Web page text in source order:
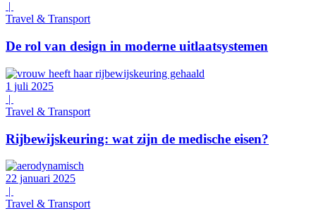
|
Travel & Transport
De rol van design in moderne uitlaatsystemen
1 juli 2025
|
Travel & Transport
Rijbewijskeuring: wat zijn de medische eisen?
22 januari 2025
|
Travel & Transport